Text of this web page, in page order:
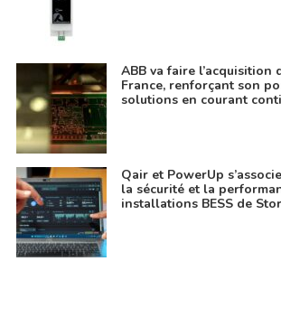
ABB va faire l’acquisition
France, renforçant son
solutions en courant
Qair et PowerUp
la sécurité et la
installations BESS de